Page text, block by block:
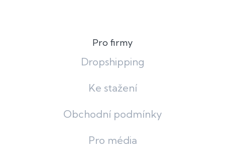
Pro firmy
Dropshipping
Ke stažení
Obchodní podmínky
Pro média